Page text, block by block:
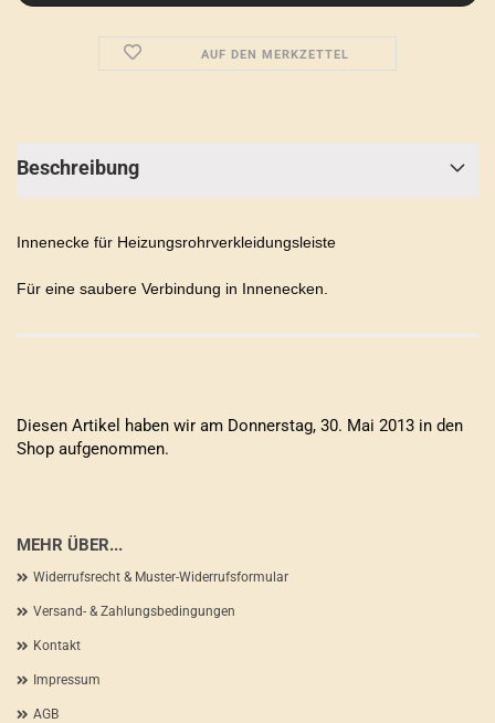
AUF DEN MERKZETTEL
Beschreibung
Innenecke für Heizungsrohrverkleidungsleiste
Für eine saubere Verbindung in Innenecken.
Diesen Artikel haben wir am Donnerstag, 30. Mai 2013 in den
Shop aufgenommen.
MEHR ÜBER...
Widerrufsrecht & Muster-Widerrufsformular
Versand- & Zahlungsbedingungen
Kontakt
Impressum
AGB